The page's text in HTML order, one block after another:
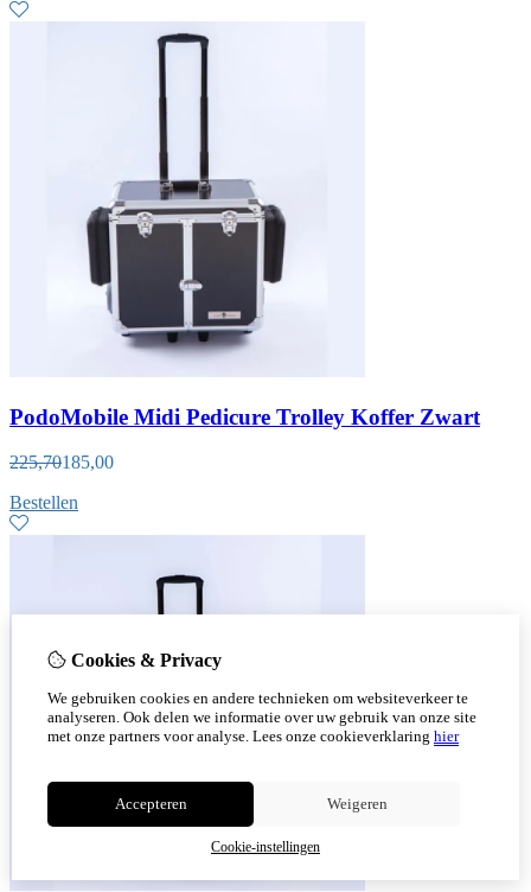
PodoMobile Midi Pedicure Trolley Koffer Zwart
225,70185,00
Bestellen
Cookies & Privacy
We gebruiken cookies en andere technieken om websiteverkeer te
analyseren. Ook delen we informatie over uw gebruik van onze site
met onze partners voor analyse. Lees onze cookieverklaring hier
Accepteren Weigeren
Cookie-instellingen